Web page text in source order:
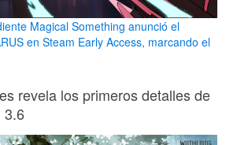
Magical Something anunció el
en Steam Early Access, marcando el
revela los primeros detalles de
3.6